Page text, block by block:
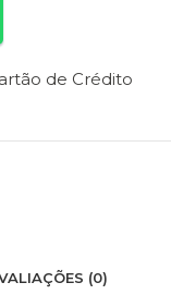
de Crédito
(0)